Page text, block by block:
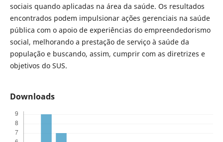
sociais quando aplicadas na área da saúde. Os resultados
encontrados podem impulsionar ações gerenciais na saúde
pública com o apoio de experiências do empreendedorismo
social, melhorando a prestação de serviço à saúde da
população e buscando, assim, cumprir com as diretrizes e
objetivos do SUS.
Downloads